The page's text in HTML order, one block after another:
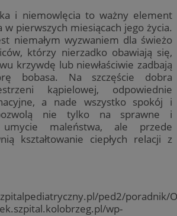
i niemowlęcia to ważny element
w pierwszych miesiącach jego życia.
niemałym wyzwaniem dla świeżo
którzy nierzadko obawiają się,
krzywdę lub niewłaściwie zadbają
bobasa. Na szczęście dobra
kąpielowej, odpowiednie
a nade wszystko spokój i
nie tylko na sprawne i
umycie maleństwa, ale przede
kształtowanie ciepłych relacji z
ped2/poradnik/
wp-